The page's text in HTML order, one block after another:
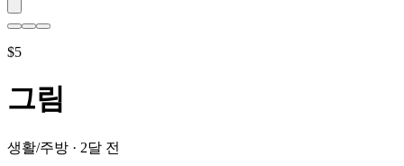
$5
그림
생활/주방 · 2달 전